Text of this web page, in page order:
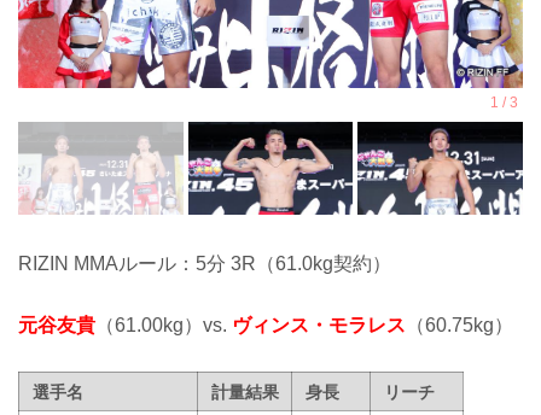
RIZIN MMAルール：5分 3R（61.0kg契約）
元谷友貴 （61.00kg）vs. ヴィンス・モラレス （60.75kg）
選手名 計量結果 身長
リーチ